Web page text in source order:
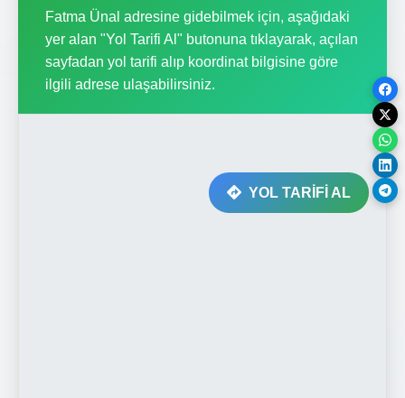
Fatma Ünal adresine gidebilmek için, aşağıdaki
yer alan "Yol Tarifi Al" butonuna tıklayarak, açılan
sayfadan yol tarifi alıp koordinat bilgisine göre
ilgili adrese ulaşabilirsiniz.
YOL TARİFİ AL